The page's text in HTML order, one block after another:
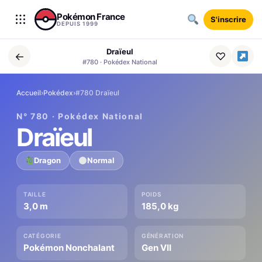
Aller au contenu
Pokémon France
DEPUIS 1999 S'inscrire
← Draïeul
#780 · Pokédex National ♡
Accueil›Pokédex›#780 Draïeul
N° 780 · Pokédex National
Draïeul
Dragon Normal
TAILLE
3,0 m
POIDS
185,0 kg
CATÉGORIE
Pokémon Nonchalant
GÉNÉRATION
Gen VII